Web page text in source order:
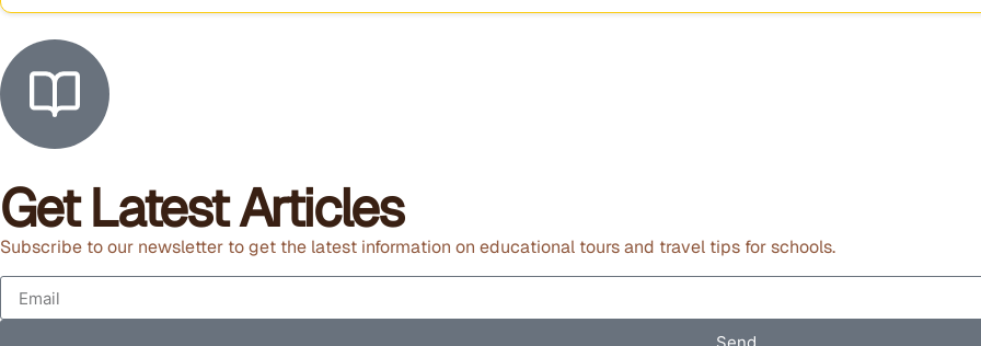
Get Latest Articles
Subscribe to our newsletter to get the latest information on educational tours and travel tips for schools.
Send